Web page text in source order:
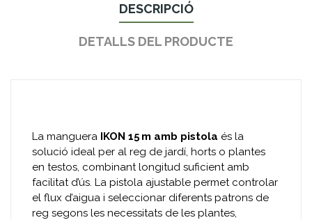
DESCRIPCIÓ
DETALLS DEL PRODUCTE
La manguera IKON 15 m amb pistola és la
solució ideal per al reg de jardí, horts o plantes
en testos, combinant longitud suficient amb
facilitat d’ús. La pistola ajustable permet controlar
el flux d’aigua i seleccionar diferents patrons de
reg segons les necessitats de les plantes,